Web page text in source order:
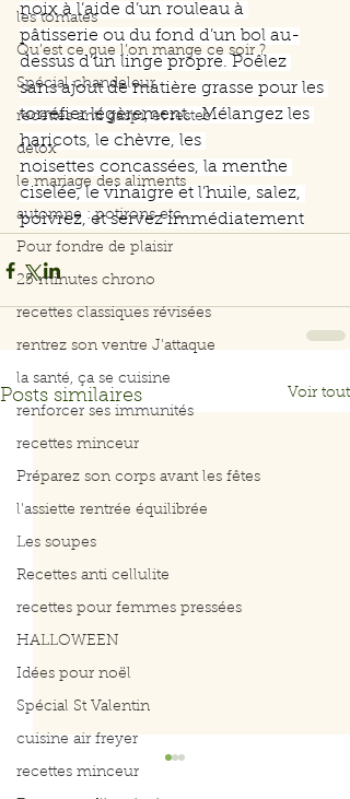
les tomates
Qu’est ce que l’on mange ce soir ?
Spécial chandeleur
recettes anti gaspi, et restes
detox
le mariage des aliments
automne : potirons etc....
Pour fondre de plaisir
25 minutes chrono
recettes classiques révisées
rentrez son ventre J'attaque
la santé, ça se cuisine
renforcer ses immunités
recettes minceur
Préparez son corps avant les fêtes
l'assiette rentrée équilibrée
Les soupes
Recettes anti cellulite
recettes pour femmes pressées
HALLOWEEN
Idées pour noël
Spécial St Valentin
cuisine air freyer
recettes minceur
noix à l’aide d’un rouleau à
pâtisserie ou du fond d’un bol au-
dessus d’un linge propre. Poêlez
sans ajout de matière grasse pour les
torréfier légèrement.  Mélangez les
haricots, le chèvre, les
noisettes concassées, la menthe
ciselée, le vinaigre et l’huile, salez,
poivrez, et servez immédiatement
Posts similaires Voir tout